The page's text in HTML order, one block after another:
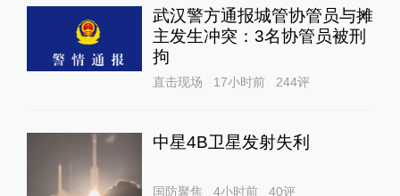
武汉警方通报城管协管员与摊
主发生冲突：3名协管员被刑
拘
直击现场 17小时前 244评
中星4B卫星发射失利
国防聚焦 4小时前 40评